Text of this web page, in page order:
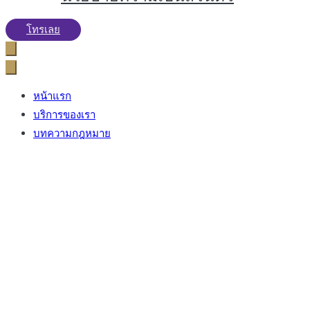
โทรเลย
หน้าแรก
บริการของเรา
บทความกฎหมาย